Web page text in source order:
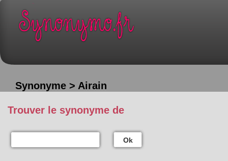
Synonyme > Airain
Trouver le synonyme de
Ok